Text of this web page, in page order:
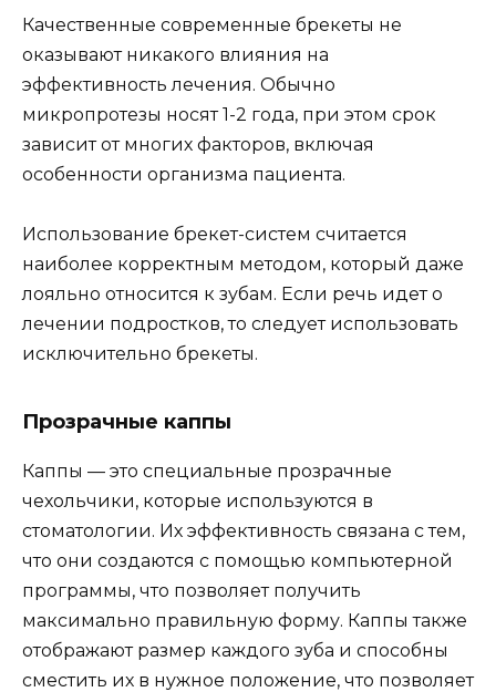
Качественные современные брекеты не
оказывают никакого влияния на
эффективность лечения. Обычно
микропротезы носят 1-2 года, при этом срок
зависит от многих факторов, включая
особенности организма пациента.
Использование брекет-систем считается
наиболее корректным методом, который даже
лояльно относится к зубам. Если речь идет о
лечении подростков, то следует использовать
исключительно брекеты.
Прозрачные каппы
Каппы — это специальные прозрачные
чехольчики, которые используются в
стоматологии. Их эффективность связана с тем,
что они создаются с помощью компьютерной
программы, что позволяет получить
максимально правильную форму. Каппы также
отображают размер каждого зуба и способны
сместить их в нужное положение, что позволяет